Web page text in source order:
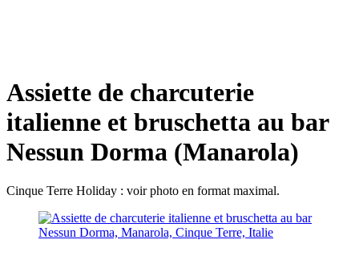
Assiette de charcuterie
italienne et bruschetta au bar
Nessun Dorma (Manarola)
Cinque Terre Holiday : voir photo en format maximal.